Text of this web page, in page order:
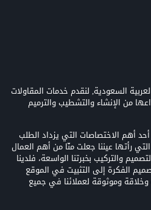
السعودية, لنقدم خدمات المقاولات
من الإنشاء والتشطيب والترميم
أهم الاختصاصات التي يزداد الطلب
رأتها عيننا جعلت منّا من أهم العمال
والتركيب بخبرتنا الواسعة، فلدينا
الفكرة إلى التثبيت في الموقع
وموثوقة لعملائنا في جميع